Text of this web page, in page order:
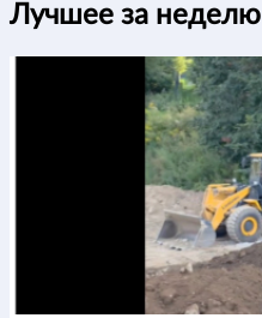
Лучшее за неделю